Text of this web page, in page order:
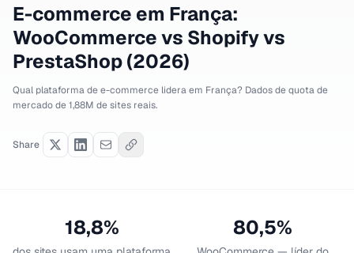
E-commerce em França:
WooCommerce vs Shopify vs
PrestaShop (2026)
Qual plataforma de e-commerce lidera em França? Dados de quota de
mercado de 1,88M de sites reais.
Share
18,8% 80,5%